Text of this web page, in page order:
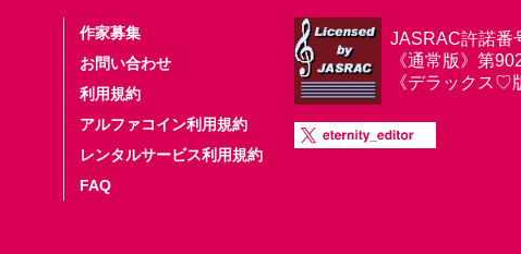
作家募集
お問い合わせ
利用規約
アルファコイン利用規約
レンタルサービス利用規約
FAQ
JASRAC許諾番
《通常版》第
《デラックス♡